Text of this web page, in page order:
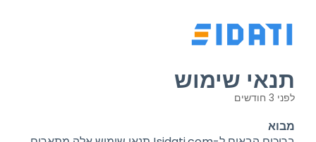
תנאי שימוש
לפני 3 חודשים
מבוא